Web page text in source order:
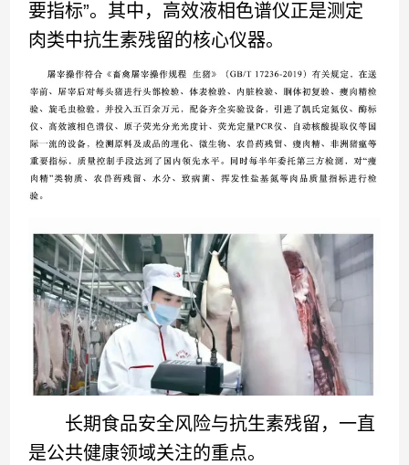
要指标”。其中，高效液相色谱仪正是测定
肉类中抗生素残留的核心仪器。
长期食品安全风险与抗生素残留，一直
是公共健康领域关注的重点。